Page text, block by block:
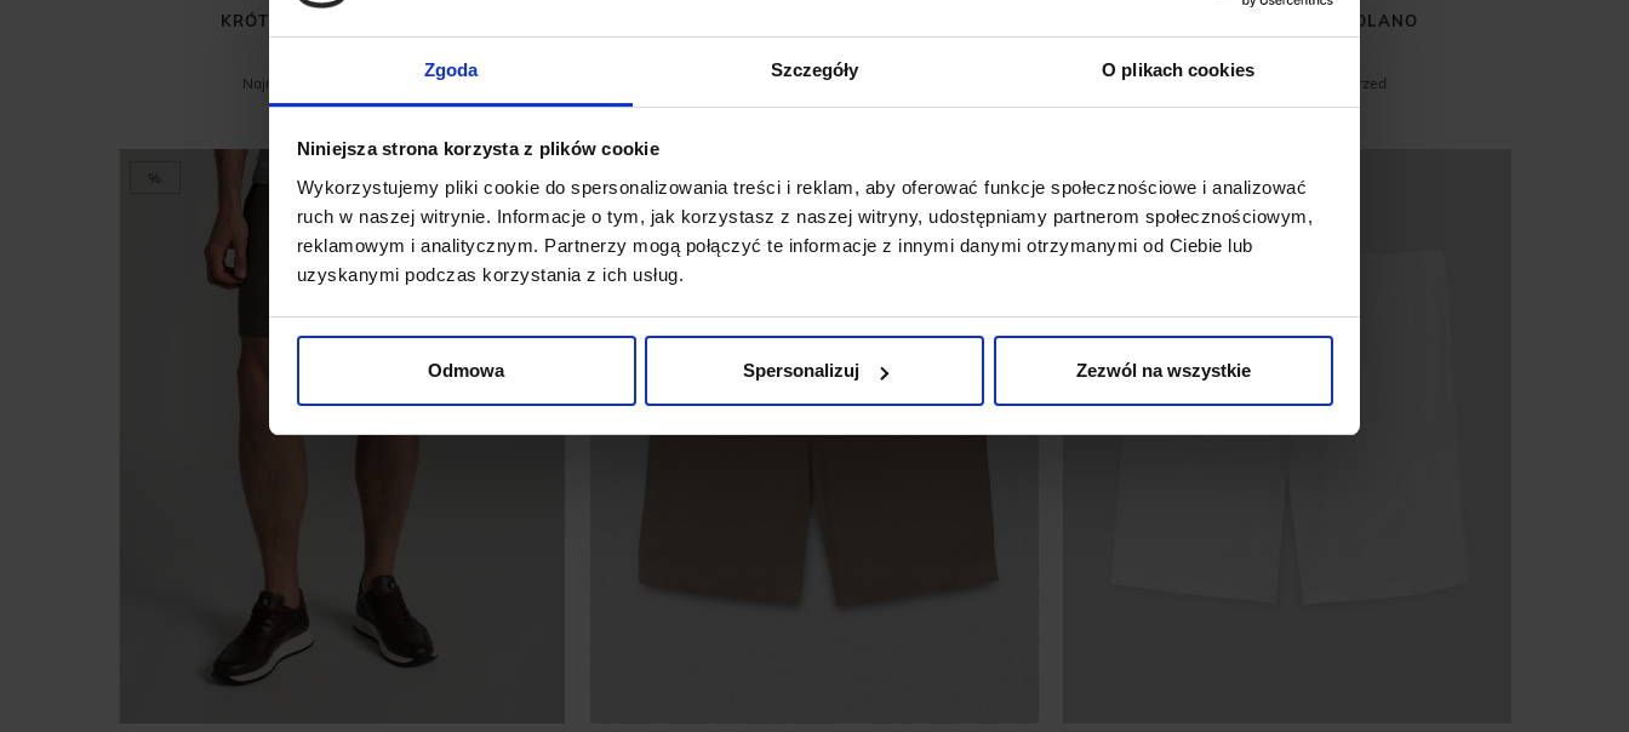
Zgoda Szczegóły O plikach cookies
Niniejsza strona korzysta z plików cookie
Wykorzystujemy pliki cookie do spersonalizowania treści i reklam, aby oferować funkcje społecznościowe i analizować
ruch w naszej witrynie. Informacje o tym, jak korzystasz z naszej witryny, udostępniamy partnerom społecznościowym,
reklamowym i analitycznym. Partnerzy mogą połączyć te informacje z innymi danymi otrzymanymi od Ciebie lub
uzyskanymi podczas korzystania z ich usług.
Odmowa Spersonalizuj Zezwól na wszystkie
KRÓTKIE SPODENKI MENFI
BRĄZOWE
Najniższa cena z 30 dni przed
promocją: 229,00 zł
GRANATOWE
229,00 ZŁ
99,00 ZŁ
Najniższa cena z 30 dni przed
KRÓTKIE SPODENKI SOLANO
CZARNE
99,00 ZŁ
Najniższa cena z 30 dni przed
%